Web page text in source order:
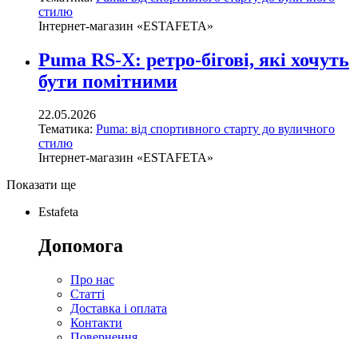
стилю
Інтернет-магазин «ESTAFETA»
Puma RS-X: ретро-бігові, які хочуть
бути помітними
22.05.2026
Тематика: Puma: від спортивного старту до вуличного
стилю
Інтернет-магазин «ESTAFETA»
Показати ще
Estafeta
Допомога
Про нас
Статті
Доставка і оплата
Контакти